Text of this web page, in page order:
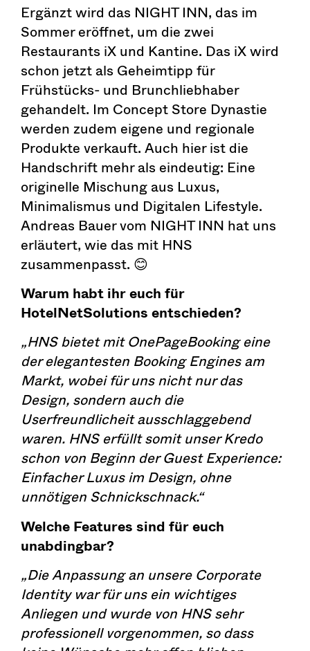
Ergänzt wird das NIGHT INN, das im
Sommer eröffnet, um die zwei
Restaurants iX und Kantine. Das iX wird
schon jetzt als Geheimtipp für
Frühstücks- und Brunchliebhaber
gehandelt. Im Concept Store Dynastie
werden zudem eigene und regionale
Produkte verkauft. Auch hier ist die
Handschrift mehr als eindeutig: Eine
originelle Mischung aus Luxus,
Minimalismus und Digitalen Lifestyle.
Andreas Bauer vom NIGHT INN hat uns
erläutert, wie das mit HNS
zusammenpasst. 😊
Warum habt ihr euch für
HotelNetSolutions entschieden?
„HNS bietet mitOnePageBookingeine
der elegantesten Booking Engines am
Markt, wobei für uns nicht nur das
Design, sondern auch die
Userfreundlicheit ausschlaggebend
waren. HNS erfüllt somit unser Kredo
schon von Beginn der Guest Experience:
Einfacher Luxus im Design, ohne
unnötigen Schnickschnack.“
Welche Features sind für euch
unabdingbar?
„Die Anpassung an unsere Corporate
Identity war für uns ein wichtiges
Anliegen und wurde von HNS sehr
professionell vorgenommen, so dass